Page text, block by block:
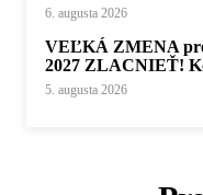
6. augusta 2026
VEĽKÁ ZMENA
2027 ZLACNIEŤ!
5. augusta 2026